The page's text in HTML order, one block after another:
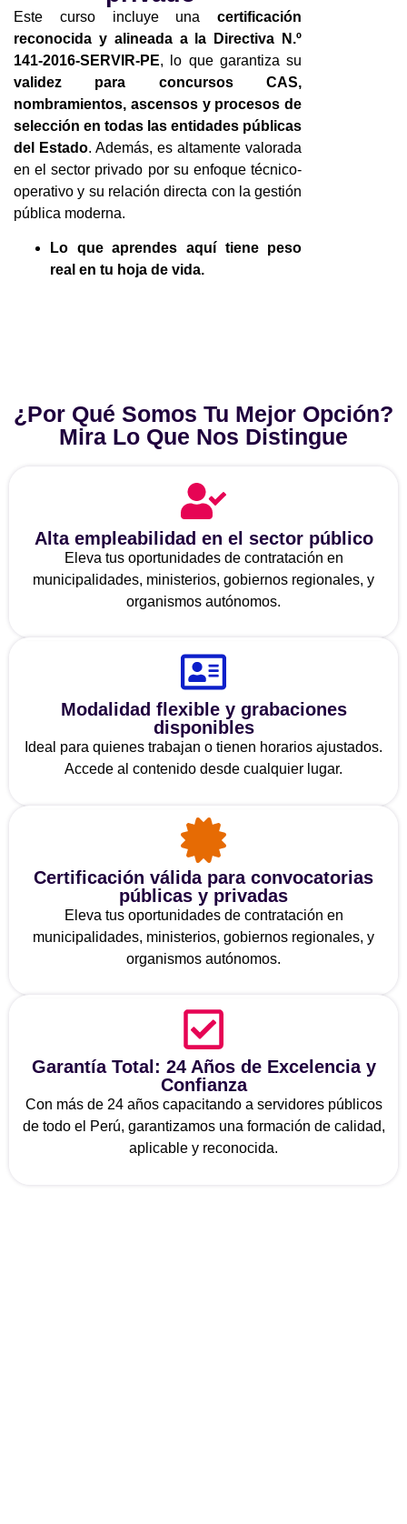
Este curso incluye unacertificación
reconocida y alineada a la Directiva N.º
141-2016-SERVIR-PE, lo que garantiza su
validez para concursos CAS,
nombramientos, ascensos y procesos de
selección en todas las entidades públicas
del Estado. Además, es altamente valorada
en el sector privado por su enfoque técnico-
operativo y su relación directa con la gestión
pública moderna.
Lo que aprendes aquí tiene peso
real en tu hoja de vida.
¿Por Qué Somos Tu Mejor Opción?
Mira Lo Que Nos Distingue
Alta empleabilidad en el sector público
Eleva tus oportunidades de contratación en
municipalidades, ministerios, gobiernos regionales, y
organismos autónomos.
Modalidad flexible y grabaciones
disponibles
Ideal para quienes trabajan o tienen horarios ajustados.
Accede al contenido desde cualquier lugar.
Certificación válida para convocatorias
públicas y privadas
Eleva tus oportunidades de contratación en
municipalidades, ministerios, gobiernos regionales, y
organismos autónomos.
Garantía Total: 24 Años de Excelencia y
Confianza
Con más de 24 años capacitando a servidores públicos
de todo el Perú, garantizamos una formación de calidad,
aplicable y reconocida.